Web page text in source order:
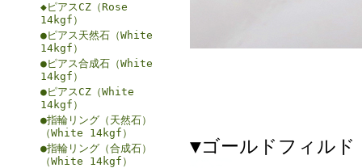
◆ピアスCZ（Rose
14kgf）
●ピアス天然石（White
14kgf）
●ピアス合成石（White
14kgf）
●ピアスCZ（White
14kgf）
●指輪リング（天然石）
（White 14kgf）
●指輪リング（合成石）
（White 14kgf）
▼ゴールドフィル